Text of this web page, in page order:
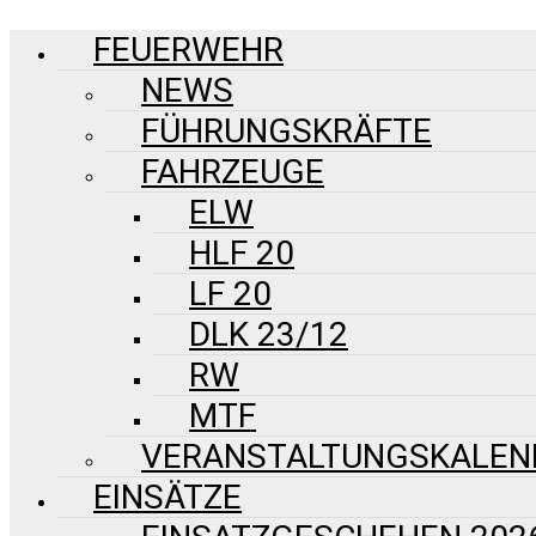
FEUERWEHR
NEWS
FÜHRUNGSKRÄFTE
FAHRZEUGE
ELW
HLF 20
LF 20
DLK 23/12
RW
MTF
EINSÄTZE